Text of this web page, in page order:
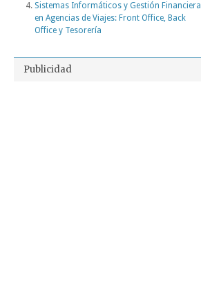
Sistemas Informáticos y Gestión Financiera
en Agencias de Viajes: Front Office, Back
Office y Tesorería
Publicidad